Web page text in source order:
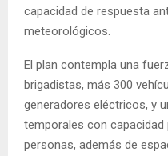
capacidad de respuesta
meteorológicos.
El plan contempla una
brigadistas, más 300
generadores eléctricos, y
temporales con capacidad
personas, además de